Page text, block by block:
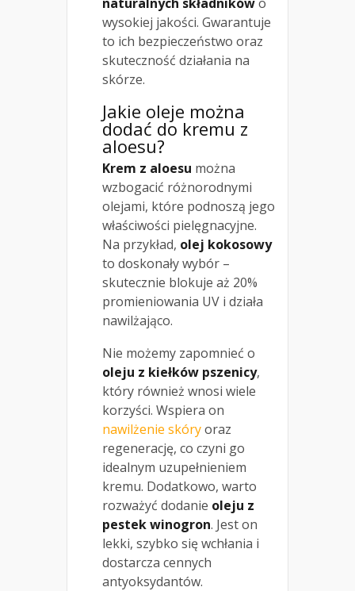
wysokiej jakości. Gwarantuje
to ich bezpieczeństwo oraz
skuteczność działania na
skórze.
Jakie oleje można
dodać do kremu z
aloesu?
Krem z aloesu można
wzbogacić różnorodnymi
olejami, które podnoszą jego
właściwości pielęgnacyjne.
Na przykład, olej kokosowy
to doskonały wybór –
skutecznie blokuje aż 20%
promieniowania UV i działa
nawilżająco.
Nie możemy zapomnieć o
oleju z kiełków pszenicy,
który również wnosi wiele
korzyści. Wspiera on
nawilżenie skóryoraz
regenerację, co czyni go
idealnym uzupełnieniem
kremu. Dodatkowo, warto
rozważyć dodanie oleju z
pestek winogron. Jest on
lekki, szybko się wchłania i
dostarcza cennych
antyoksydantów.